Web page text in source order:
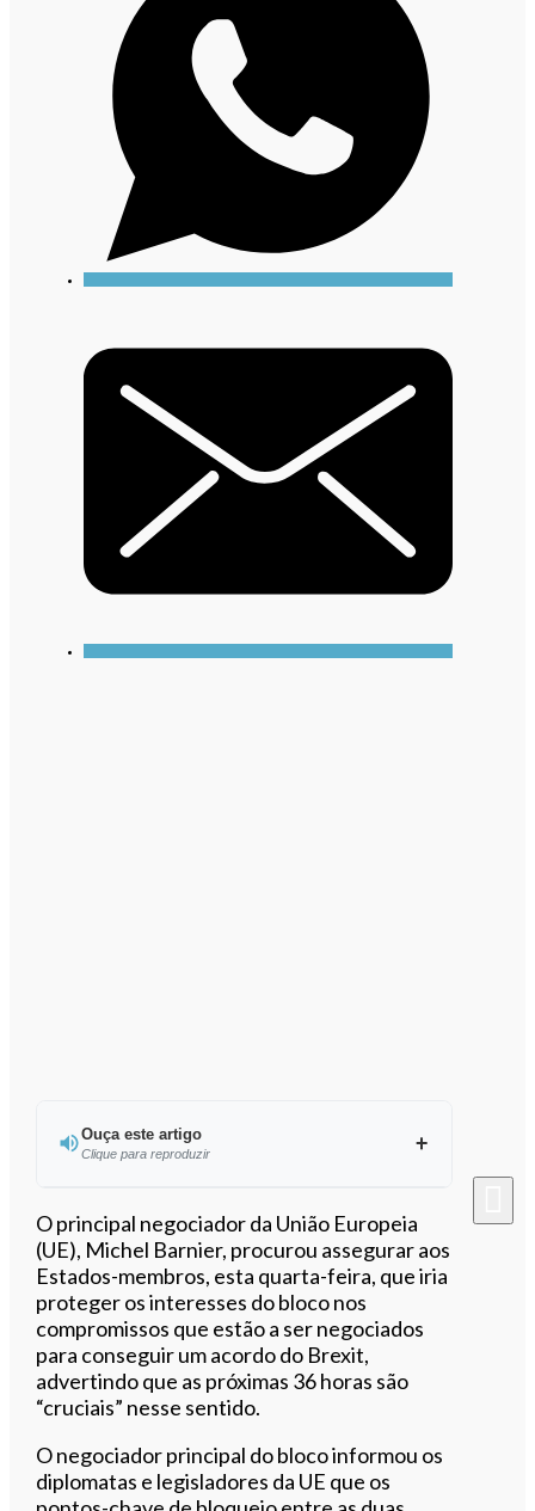
Ouça este artigo
Clique para reproduzir
Ouvir este artigo
O principal negociador da União Europeia
(UE), Michel Barnier, procurou assegurar aos
Estados-membros, esta quarta-feira, que iria
proteger os interesses do bloco nos
compromissos que estão a ser negociados
para conseguir um acordo do Brexit,
advertindo que as próximas 36 horas são
“cruciais” nesse sentido.
O negociador principal do bloco informou os
diplomatas e legisladores da UE que os